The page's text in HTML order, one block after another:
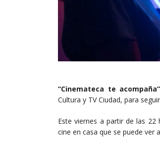
“Cinemateca te acompaña”
Cultura y TV Ciudad, para
Este viernes a partir de las 22
cine en casa que se puede ver